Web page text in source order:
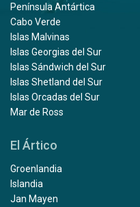
Península Antártica
Cabo Verde
Islas Malvinas
Islas Georgias del Sur
Islas Sándwich del Sur
Islas Shetland del Sur
Islas Orcadas del Sur
Mar de Ross
El Ártico
Groenlandia
Islandia
Jan Mayen